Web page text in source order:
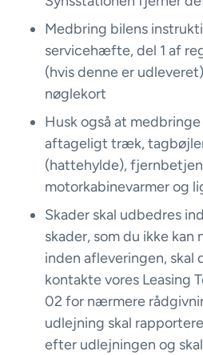
Medbring bilens
servicehæfte, del 1 af
(hvis denne er
nøglekort
Husk også at
aftageligt træk,
(hattehylde),
motorkabinevarmer og
Skader skal udbedres
skader, som du ikke kan
inden afleveringen, skal
kontakte vores Leasing
02 for nærmere
udlejning skal
efter udlejningen og